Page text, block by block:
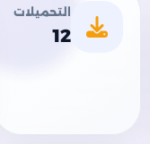
التحميلات
12